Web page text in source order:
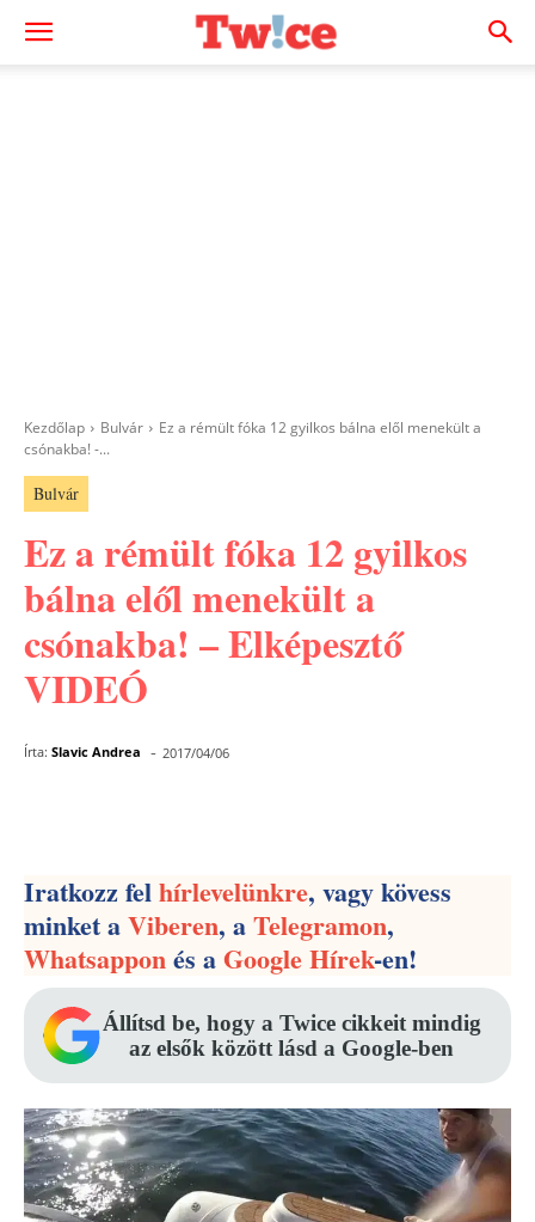
Kezdőlap Bulvár
Ez a rémült fóka 12 gyilkos bálna elől menekült a
csónakba! -...
Bulvár
Ez a rémült fóka 12 gyilkos
bálna elől menekült a
csónakba! – Elképesztő
VIDEÓ
Írta: Slavic Andrea - 2017/04/06
Iratkozz felhírlevelünkre, vagy kövess
minket aViberen, aTelegramon,
Whatsapponés aGoogle Hírek-en!
Állítsd be, hogy a Twice cikkeit mindig
az elsők között lásd a Google-ben